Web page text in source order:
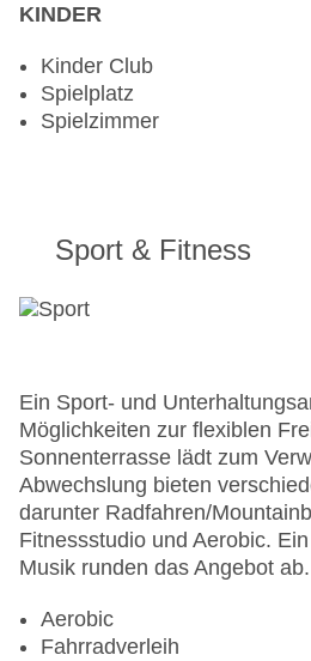
KINDER
Kinder Club
Spielplatz
Spielzimmer
Sport & Fitness
Ein Sport- und
Möglichkeiten zur flexiblen
Sonnenterrasse lädt zum
Abwechslung bieten
darunter Radfahren/
Fitnessstudio und Aerobic.
Musik runden das Angebot ab.
Aerobic
Fahrradverleih